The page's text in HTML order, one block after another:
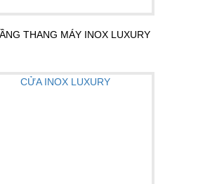
THANG MÁY INOX LUXURY